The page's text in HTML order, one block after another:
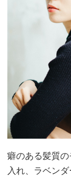
癖のある髪質
入れ、ラベン